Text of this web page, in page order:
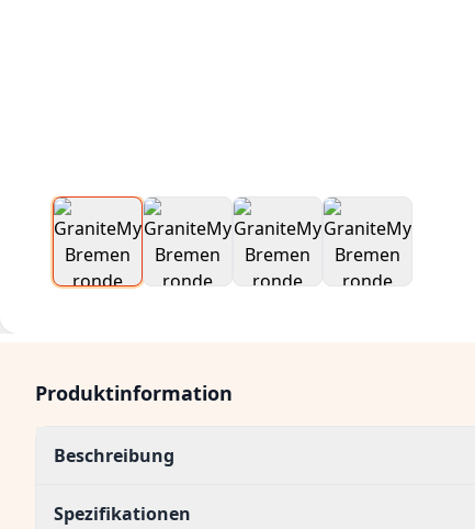
Produktinformation
Beschreibung
Spezifikationen